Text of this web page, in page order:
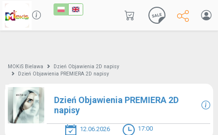
MOKiS Bielawa
Dzień Objawienia 2D napisy
Dzień Objawienia PREMIERA 2D napisy
Dzień Objawienia PREMIERA 2D
napisy
12.06.2026 17:00